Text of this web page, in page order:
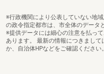
※行政機関により公表していない地
の政令指定都市は、市全体のデータ
※提供データには細心の注意を払っ
あります。 最新の情報につきまし
か、自治体HPなどをご確認ください。